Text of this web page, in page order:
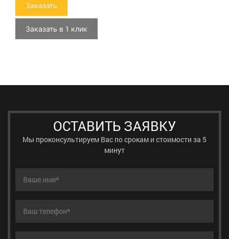
Заказать
Заказать в 1 клик
ОСТАВИТЬ ЗАЯВКУ
Мы проконсультируем Вас по срокам и стоимости за 5
минут